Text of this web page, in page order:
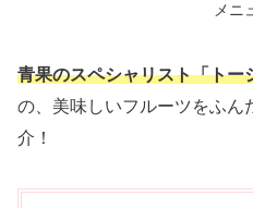
メニ
青果のスペシャリスト「トー
の、美味しいフルーツをふん
介！